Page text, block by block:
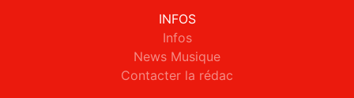
INFOS
Infos
News Musique
Contacter la rédac